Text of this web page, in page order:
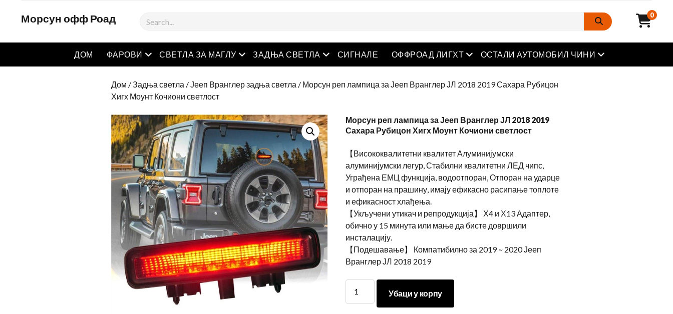
Морсун офф Роад Тражити 0
ДОМ ФАРОВИ отворен мени
СВЕТЛА ЗА МАГЛУ отворен мени
ЗАДЊА СВЕТЛА отворен мени
СИГНАЛЕ ОФФРОАД ЛИГХТ отворен мени
ОСТАЛИ АУТОМОБИЛ ЧИНИ отворен мени
Дом /Задња светла /Јееп Вранглер задња светла / Морсун реп лампица за Јееп Вранглер ЈЛ 2018 2019 Сахара Рубицон
Хигх Моунт Кочиони светлост
Морсун реп лампица за Јееп Вранглер ЈЛ 2018 2019
Сахара Рубицон Хигх Моунт Кочиони светлост
【Висококвалитетни квалитет Алуминијумски
алуминијумски легур, Стабилни квалитетни ЛЕД чипс,
Уграђена ЕМЦ функција, водоотпоран, Отпоран на ударце
и отпоран на прашину, имају ефикасно расипање топлоте
и ефикасност хлађења.
【Укључени утикач и репродукција】 Х4 и Х13 Адаптер,
обично у 15 минута или мање да бисте довршили
инсталацију.
【Подешавање】 Компатибилно за 2019 ~ 2020 Јееп
Вранглер ЈЛ 2018 2019
реп
лампица
Убаци у корпу